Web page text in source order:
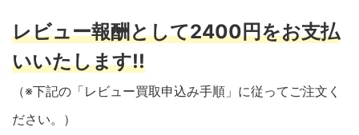
レビュー報酬として2400円をお支払
いいたします!!
（※下記の「レビュー買取申込み手順」に従ってご注文く
ださい。）